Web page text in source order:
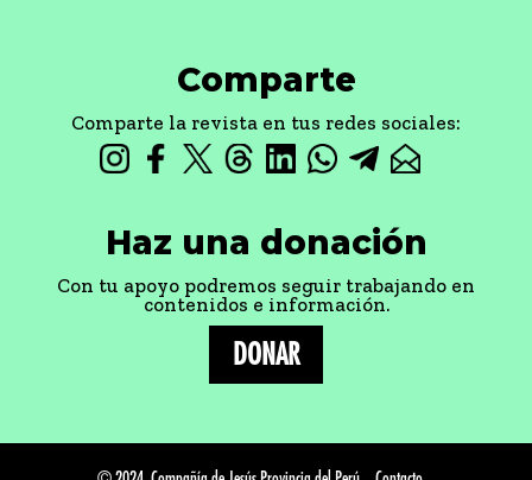
Comparte
Comparte la revista en tus redes sociales:
Haz una donación
Con tu apoyo podremos seguir trabajando en
contenidos e información.
DONAR